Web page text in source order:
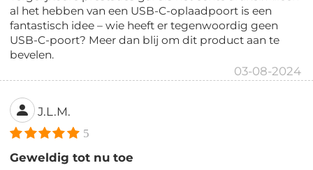
al het hebben van een USB-C-oplaadpoort is een
fantastisch idee – wie heeft er tegenwoordig geen
USB-C-poort? Meer dan blij om dit product aan te
bevelen.
03-08-2024
J.L.M.
5
Geweldig tot nu toe